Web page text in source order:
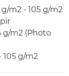
m2 - 105 g/m2
g/m2 (Photo
g/m2